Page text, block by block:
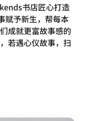
书店匠心打造
予新生，帮每本
成就更富故事感的
若遇心仪故事，扫